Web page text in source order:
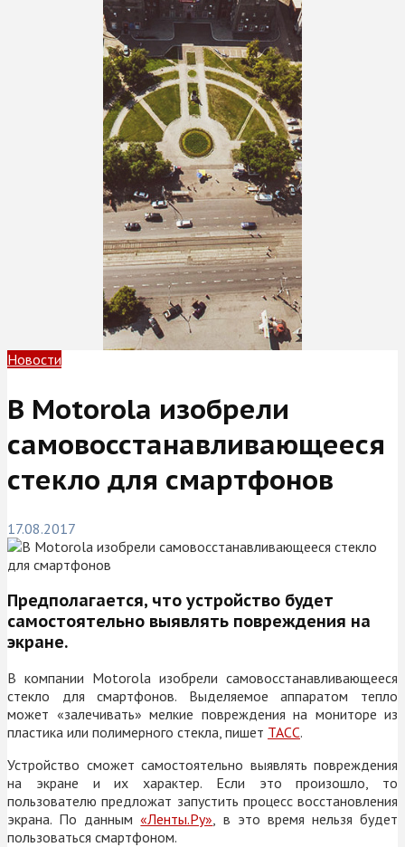
Новости
В Motorola изобрели
самовосстанав­ливающееся
стекло для смартфонов
17.08.2017
Предполагается, что устройство будет
самостоятельно выявлять повреждения на
экране.
В компании Motorola изобрели самовосстанавливающееся
стекло для смартфонов. Выделяемое аппаратом тепло
может «залечивать» мелкие повреждения на мониторе из
пластика или полимерного стекла, пишет ТАСС.
Устройство сможет самостоятельно выявлять повреждения
на экране и их характер. Если это произошло, то
пользователю предложат запустить процесс восстановления
экрана. По данным«Ленты.Ру» , в это время нельзя будет
пользоваться смартфоном.